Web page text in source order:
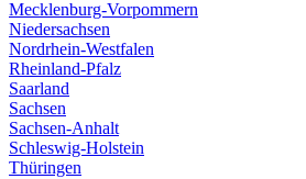
Mecklenburg-Vorpommern
Niedersachsen
Nordrhein-Westfalen
Rheinland-Pfalz
Saarland
Sachsen
Sachsen-Anhalt
Schleswig-Holstein
Thüringen